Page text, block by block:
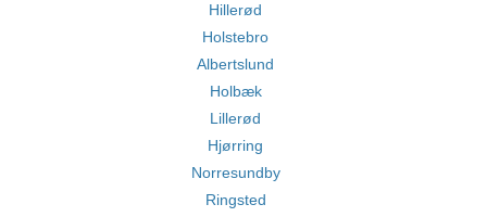
Hillerød
Holstebro
Albertslund
Holbæk
Lillerød
Hjørring
Norresundby
Ringsted